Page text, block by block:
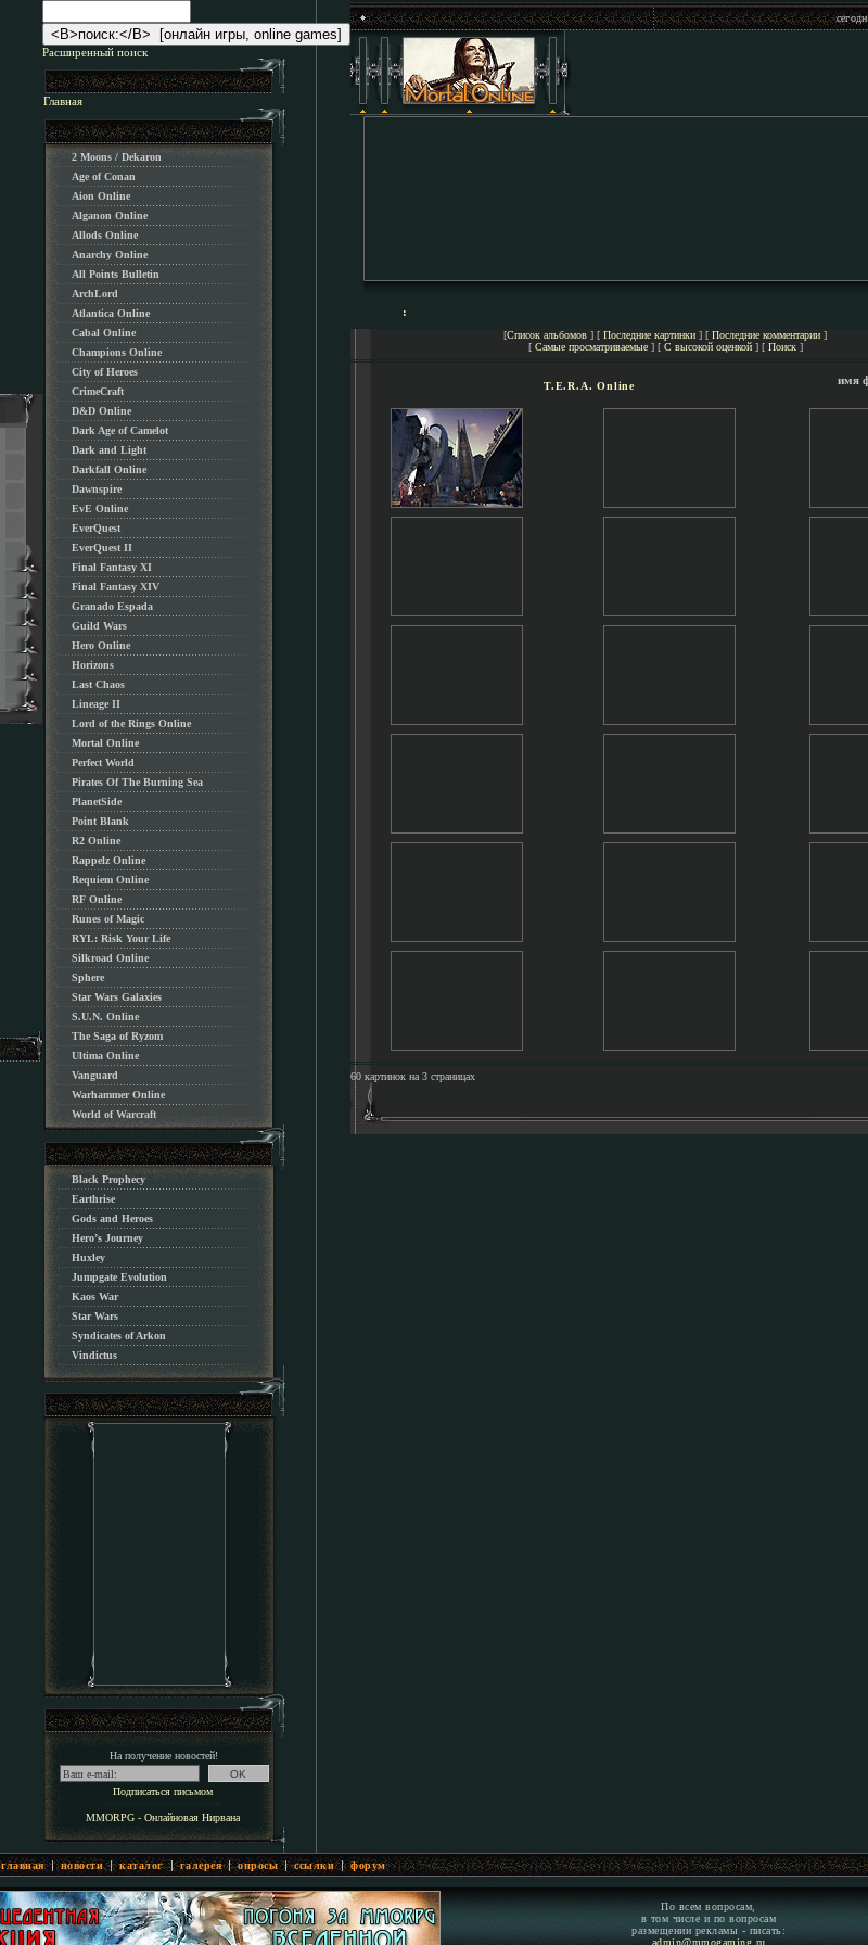
Расширенный поиск
Главная
2 Moons / Dekaron
Age of Conan
Aion Online
Alganon Оnline
Allods Online
Anarchy Online
All Points Bulletin
ArchLord
Atlantica Online
Cabal Online
Champions Online
City of Heroes
CrimeCraft
D&D Online
Dark Age of Camelot
Dark and Light
Darkfall Online
Dawnspire
EvE Online
EverQuest
EverQuest II
Final Fantasy XI
Final Fantasy XIV
Granado Espada
Guild Wars
Hero Online
Horizons
Last Chaos
Lineage II
Lord of the Rings Online
Mortal Online
Perfect World
Pirates Of The Burning Sea
PlanetSide
Point Blank
R2 Online
Rappelz Online
Requiem Online
RF Online
Runes of Magic
RYL: Risk Your Life
Silkroad Online
Sphere
Star Wars Galaxies
S.U.N. Online
The Saga of Ryzom
Ultima Online
Vanguard
Warhammer Online
World of Warcraft
Black Prophecy
Earthrise
Gods and Heroes
Hero’s Journey
Huxley
Jumpgate Evolution
Kaos War
Star Wars
Syndicates of Arkon
Vindictus
На получение новостей!
Подписаться письмом
MMORPG - Онлайновая Нирвана
:
[Список альбомов ] [ Последние картинки ] [ Последние комментарии ]
[ Самые просматриваемые] [ С высокой оценкой] [ Поиск]
T.E.R.A. Online имя
60 картинок на 3 страницах
главная|новости|каталог|галерея|опросы|ссылки|форум
По всем вопросам,
в том числе и по вопросам
размещении рекламы - писать:
admin@mmogaming.ru